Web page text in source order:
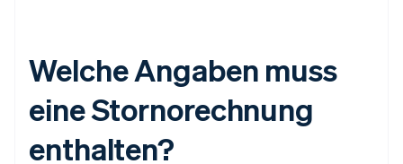
Welche Angaben muss
eine Stornorechnung
enthalten?